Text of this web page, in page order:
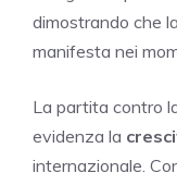
dimostrando che
manifesta nei
La partita contro
evidenza la
internazionale.